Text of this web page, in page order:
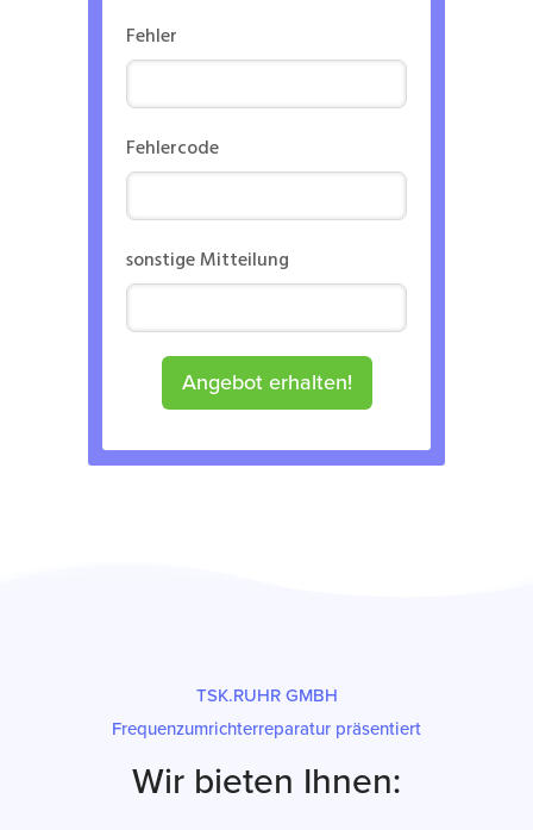
Fehler
Fehlercode
sonstige Mitteilung
Angebot erhalten!
TSK.RUHR GMBH
Frequenzumrichterreparatur präsentiert
Wir bieten Ihnen: